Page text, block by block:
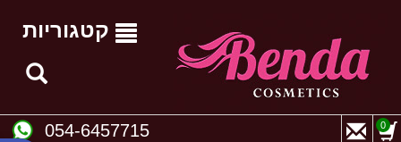
נגישות
קטגוריות
054-6457715 0